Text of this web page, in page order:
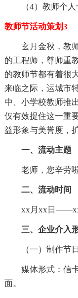
（4）教师个
教师节活动策划3
玄月金秋，教
的工程师，尊师重
的教师节都有着很
来临之际，运城市
中、小学校教师推
仅有效捉住这一重
益形象与美誉度，
一、流动主题
老师，您辛劳
二、流动时间
xx月xx日
三、企业介入
（一）制作节
媒体形式：信
面。